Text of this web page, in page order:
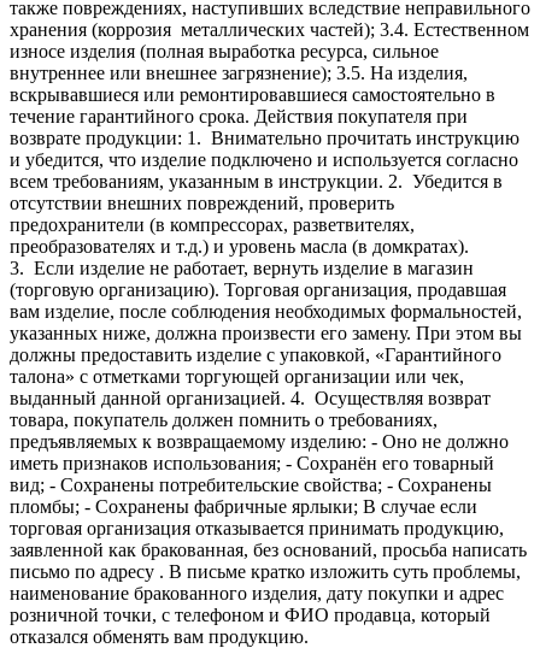
также повреждениях, наступивших вследствие неправильного
хранения (коррозия металлических частей); 3.4. Естественном
износе изделия (полная выработка ресурса, сильное
внутреннее или внешнее загрязнение); 3.5. На изделия,
вскрывавшиеся или ремонтировавшиеся самостоятельно в
течение гарантийного срока. Действия покупателя при
возврате продукции: 1. Внимательно прочитать инструкцию
и убедится, что изделие подключено и используется согласно
всем требованиям, указанным в инструкции. 2. Убедится в
отсутствии внешних повреждений, проверить
предохранители (в компрессорах, разветвителях,
преобразователях и т.д.) и уровень масла (в домкратах).
3. Если изделие не работает, вернуть изделие в магазин
(торговую организацию). Торговая организация, продавшая
вам изделие, после соблюдения необходимых формальностей,
указанных ниже, должна произвести его замену. При этом вы
должны предоставить изделие с упаковкой, «Гарантийного
талона» с отметками торгующей организации или чек,
выданный данной организацией. 4. Осуществляя возврат
товара, покупатель должен помнить о требованиях,
предъявляемых к возвращаемому изделию: - Оно не должно
иметь признаков использования; - Сохранён его товарный
вид; - Сохранены потребительские свойства; - Сохранены
пломбы; - Сохранены фабричные ярлыки; В случае если
торговая организация отказывается принимать продукцию,
заявленной как бракованная, без оснований, просьба написать
письмо по адресу . В письме кратко изложить суть проблемы,
наименование бракованного изделия, дату покупки и адрес
розничной точки, с телефоном и ФИО продавца, который
отказался обменять вам продукцию.